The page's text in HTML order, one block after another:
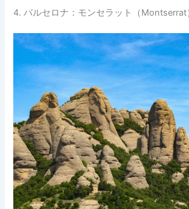
4. バルセロナ：モンセラット（Montserrat